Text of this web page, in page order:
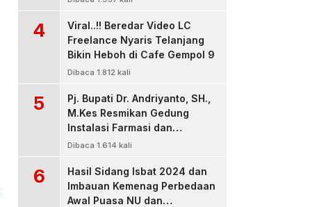
4
Viral..!! Beredar Video LC
Freelance Nyaris Telanjang
Bikin Heboh di Cafe Gempol 9
Dibaca 1.812 kali
5
Pj. Bupati Dr. Andriyanto, SH.,
M.Kes Resmikan Gedung
Instalasi Farmasi dan
Dropzone IGD, RSUD Bangil
Dibaca 1.614 kali
6
Hasil Sidang Isbat 2024 dan
Imbauan Kemenag Perbedaan
Awal Puasa NU dan